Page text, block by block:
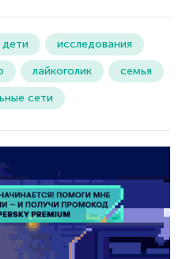
дети
исследования
лайкоголик
семья
сети